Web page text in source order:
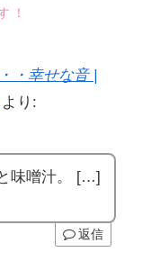
！
・幸せな音 |
より:
味噌汁。 […]
返信